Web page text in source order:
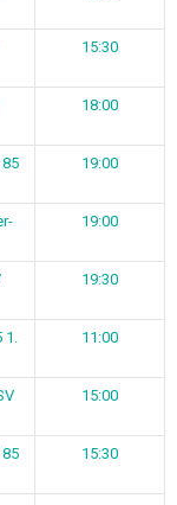
15:30
18:00
19:00
19:00
19:30
1.
11:00
15:00
15:30